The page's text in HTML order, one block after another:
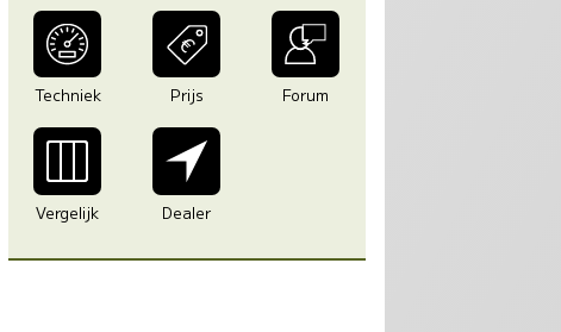
Techniek Prijs Forum
Vergelijk Dealer